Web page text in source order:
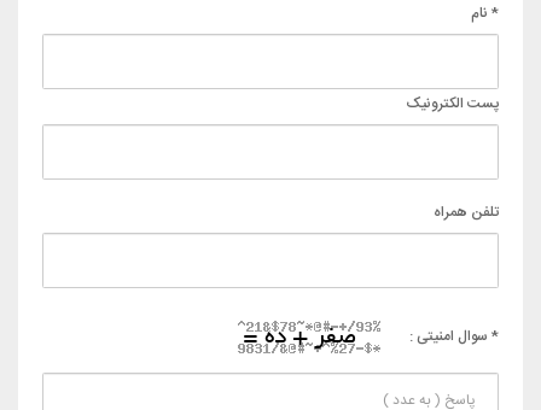
* نام
پست الکترونیک
تلفن همراه
* سوال امنیتی :